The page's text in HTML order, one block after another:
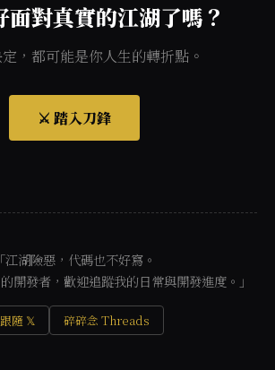
面對真實的江湖了嗎？
，都可能是你人生的轉折點。
⚔️ 踏入刀鋒
「江湖險惡，代碼也不好寫。
開發者，歡迎追蹤我的日常與開發進度。」
跟隨 𝕏 碎碎念 Threads